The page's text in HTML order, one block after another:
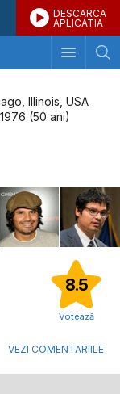
DESCARCA
APLICATIA
Illinois, USA
(50 ani)
8.5
Votează
VEZI COMENTARIILE